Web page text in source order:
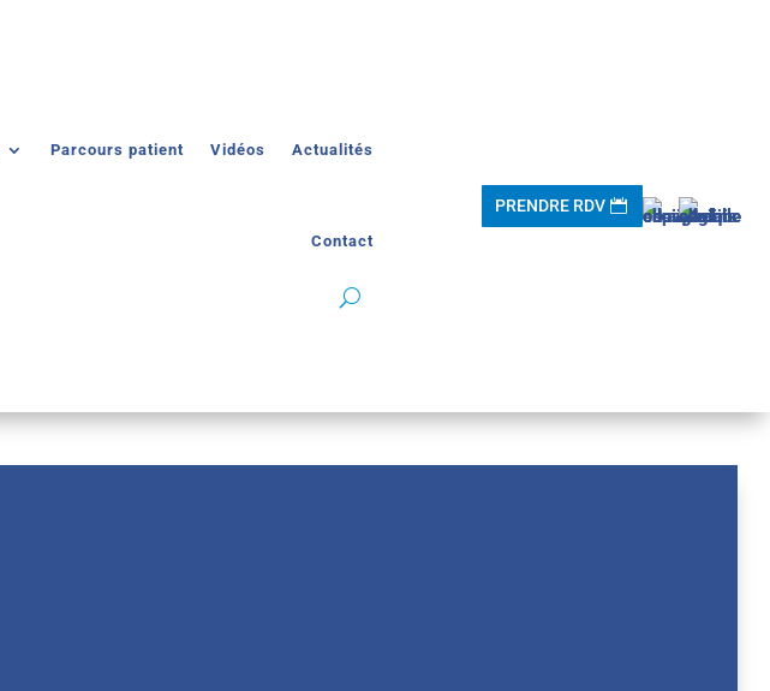
Parcours patient Vidéos Actualités
Contact
PRENDRE RDV